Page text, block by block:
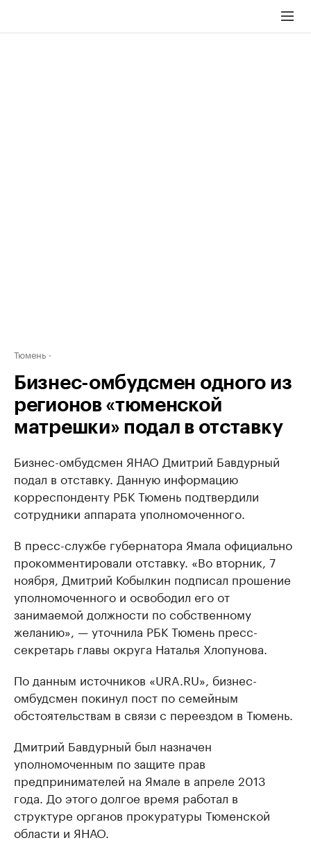
Тюмень
Бизнес-омбудсмен одного из
регионов «тюменской
матрешки» подал в отставку
Бизнес-омбудсмен ЯНАО Дмитрий Бавдурный
подал в отставку. Данную информацию
корреспонденту РБК Тюмень подтвердили
сотрудники аппарата уполномоченного.
В пресс-службе губернатора Ямала официально
прокомментировали отставку. «Во вторник, 7
ноября, Дмитрий Кобылкин подписал прошение
уполномоченного и освободил его от
занимаемой должности по собственному
желанию», — уточнила РБК Тюмень пресс-
секретарь главы округа Наталья Хлопунова.
По данным источников «URA.RU», бизнес-
омбудсмен покинул пост по семейным
обстоятельствам в связи с переездом в Тюмень.
Дмитрий Бавдурный был назначен
уполномоченным по защите прав
предпринимателей на Ямале в апреле 2013
года. До этого долгое время работал в
структуре органов прокуратуры Тюменской
области и ЯНАО.